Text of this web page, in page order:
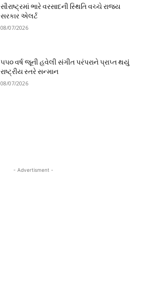
સૌરાષ્ટ્રમાં ભારે વરસાદની સ્થિતિ વચ્ચે રાજ્ય
સરકાર એલર્ટ
08/07/2026
૫૫૦ વર્ષ જૂની હવેલી સંગીત પરંપરાને પ્રાપ્ત થયું
રાષ્ટ્રીય સ્તરે સન્માન
08/07/2026
- Advertisment -